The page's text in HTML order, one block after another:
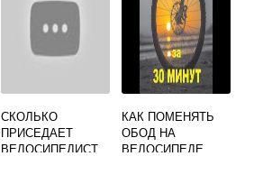
СКОЛЬКО
ПРИСЕДАЕТ
ВЕЛОСИПЕДИСТ
КАК ПОМЕНЯТЬ
ОБОД НА
ВЕЛОСИПЕДЕ